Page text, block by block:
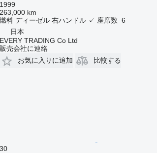
1999
263,000 km
燃料 ディーゼル 右ハンドル ✓ 座席数 6
日本
EVERY TRADING Co Ltd
販売会社に連絡
お気に入りに追加
比較する
30